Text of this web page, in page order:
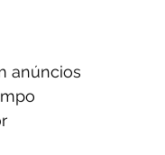
anúncios